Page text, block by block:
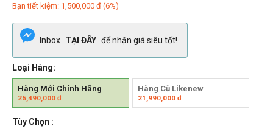
Bạn tiết kiệm: 1,500,000 đ (6%)
Inbox TẠI ĐÂY để nhận giá siêu tốt!
Loại Hàng:
Hàng Mới Chính Hãng
25,490,000 đ
Hàng Cũ Likenew
21,990,000đ
Tùy Chọn :